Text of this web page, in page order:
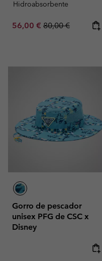
Hidroabsorbente
Sale price:
56,00 € Regular price:
80,00 €
Gorro de pescador
unisex PFG de CSC x
Disney